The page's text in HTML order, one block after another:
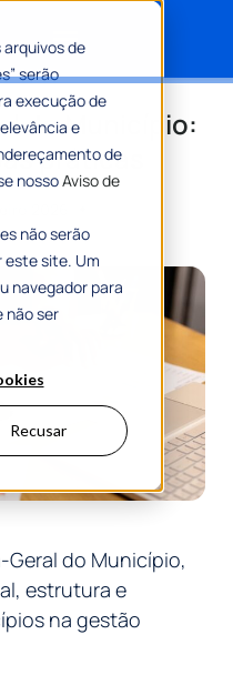
de
serão
execução de
e
de
nossoAviso de
não serão
este site. Um
navegador para
não ser
Recusar
do Município:
práticas
do Município,
estrutura e
na gestão